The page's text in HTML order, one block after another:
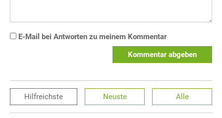
E-Mail bei Antworten zu meinem Kommentar
Kommentar abgeben
Hilfreichste Neuste Alle